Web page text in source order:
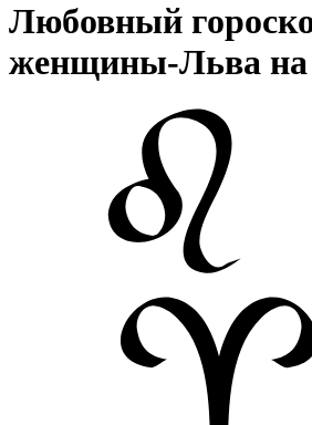
Любовный
женщины-Льва на